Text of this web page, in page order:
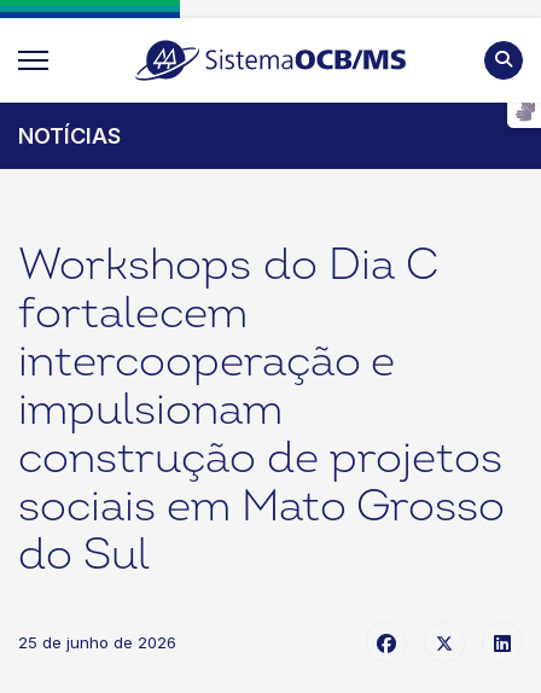
NOTÍCIAS
Workshops do Dia C
fortalecem
intercooperação e
impulsionam
construção de projetos
sociais em Mato Grosso
do Sul
25 de junho de 2026